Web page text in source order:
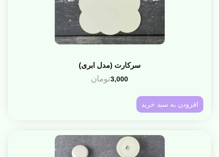
سرکارت (مدل ابری)
3,000تومان
افزودن به سبد خرید